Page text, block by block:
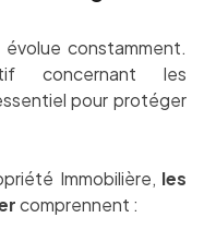
constamment.
concernant les
pour protéger
Immobilière, les
comprennent :